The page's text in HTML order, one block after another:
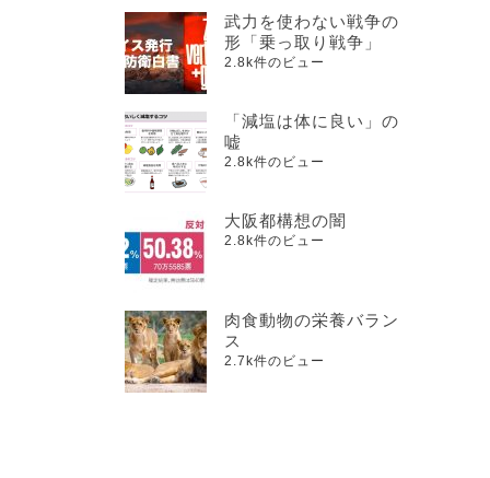
武力を使わない戦争の
形「乗っ取り戦争」
2.8k件のビュー
「減塩は体に良い」の
嘘
2.8k件のビュー
大阪都構想の闇
2.8k件のビュー
肉食動物の栄養バラン
ス
2.7k件のビュー